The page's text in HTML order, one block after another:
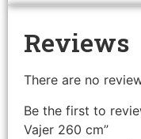
Reviews
There are no
Be the first to
Vajer 260 cm”